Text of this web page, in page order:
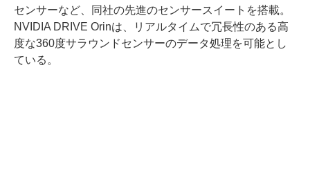
センサーなど、同社の先進のセンサースイートを搭載。
NVIDIA DRIVE Orinは、リアルタイムで冗長性のある高
度な360度サラウンドセンサーのデータ処理を可能とし
ている。